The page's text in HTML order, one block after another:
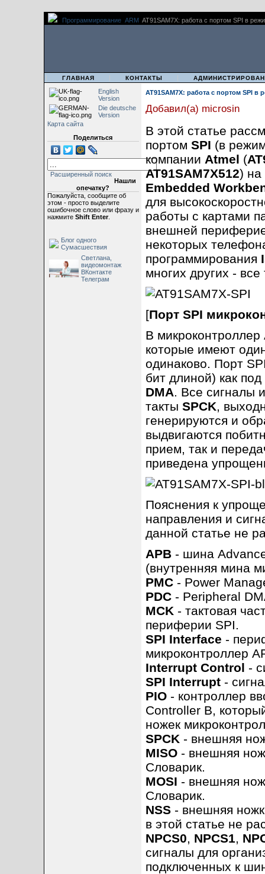
Программирование ARM AT91SAM7X: работа с портом SPI в
| ГЛАВНАЯ | КОНТАКТЫ |
English
Version
Die deutsche
Version
Карта сайта
Поделиться
Расширенный поиск
Нашли
опечатку?
Пожалуйста, сообщите об
этом - просто выделите
ошибочное слово или фразу и
нажмите Shift Enter.
Блог одного
Сумасшествия
Светлана,
видеомонтаж
ВКонтакте
Телеграм
AT91SAM7X: работа с портом SPI в
Добавил(а) microsin
В этой статье
портом SPI (в
компании Atmel (
AT91SAM7X512) на
Embedded
для
работы с картами
внешней
некоторых
программирования
многих других -
[Порт SPI
В
которые имеют
одинаково. Порт
бит длиной) как
DMA. Все сигналы
такты SPCK,
генерируются и
выдвигаются
прием, так и
приведена
Пояснения к
направления и
данной статье не
APB- шина
(внутренняя мина
PMC- Power
PDC- Peripheral
MCK- тактовая
периферии SPI.
SPI Interface -
микроконтроллер
Interrupt Control -
SPI Interrupt-
PIO- контроллер
Controller B,
ножек
SPCK- внешняя
MISO- внешняя
Словарик.
MOSI - внешняя
Словарик.
NSS- внешняя
в этой статье не
NPCS0, NPCS1,
сигналы для
подключенных к